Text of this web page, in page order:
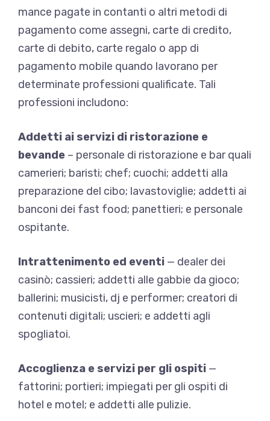
mance pagate in contanti o altri metodi di
pagamento come assegni, carte di credito,
carte di debito, carte regalo o app di
pagamento mobile quando lavorano per
determinate professioni qualificate. Tali
professioni includono:
Addetti ai servizi di ristorazione e
bevande – personale di ristorazione e bar quali
camerieri; baristi; chef; cuochi; addetti alla
preparazione del cibo; lavastoviglie; addetti ai
banconi dei fast food; panettieri; e personale
ospitante.
Intrattenimento ed eventi — dealer dei
casinò; cassieri; addetti alle gabbie da gioco;
ballerini; musicisti, dj e performer; creatori di
contenuti digitali; uscieri; e addetti agli
spogliatoi.
Accoglienza e servizi per gli ospiti —
fattorini; portieri; impiegati per gli ospiti di
hotel e motel; e addetti alle pulizie.